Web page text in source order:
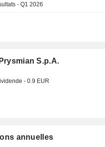
- Q1 2026
S.p.A.
- 0.9 EUR
annuelles